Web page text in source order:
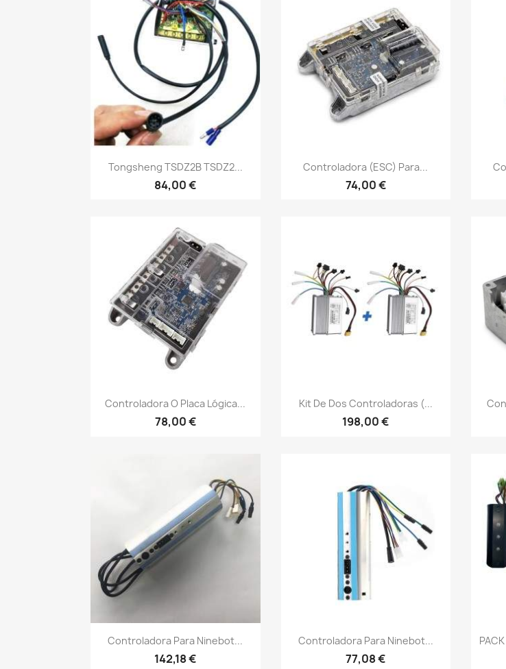
Vista rápida
Tongsheng TSDZ2B TSDZ2...
84,00 €
Vista rápida
Controladora (ESC) Para...
74,00 €
Vista rápida
Controladora O Placa Lógica...
78,00 €
Vista rápida
Kit De Dos Controladoras (...
198,00 €
Vista rápida
Controladora Para Ninebot...
142,18 €
Vista rápida
Controladora Para Ninebot...
77,08 €